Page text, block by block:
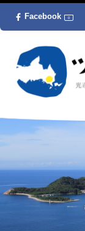
Facebook 0